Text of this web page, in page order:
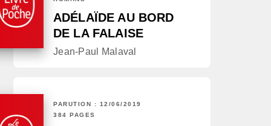
ADÉLAÏDE AU BORD
DE LA FALAISE
Jean-Paul Malaval
PARUTION : 12/06/2019
384 PAGES